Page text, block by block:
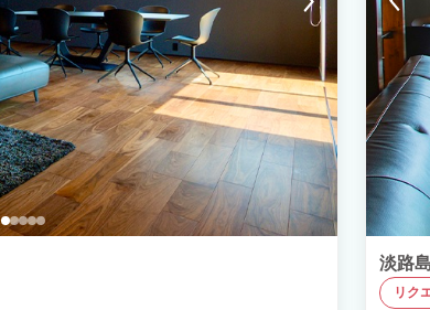
（税込
トング
火用バ
お願い
淡路
リク